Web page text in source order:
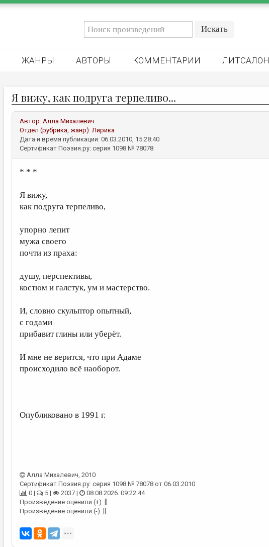
ЖАНРЫ АВТОРЫ КОММЕНТАРИИ ЛИТСАЛОН
Я вижу, как подруга терпеливо...
Автор: Алла Михалевич
Отдел (рубрика, жанр):Лирика
Дата и время публикации: 06.03.2010, 15:28:40
Сертификат Поэзия.ру: серия 1098 № 78078
* * *
Я вижу,
как подруга терпеливо,
упорно лепит
мужа своего
почти из праха:
душу, перспективы,
костюм и галстук, ум и мастерство.
И, словно скульптор опытный,
с годами
прибавит глины или уберёт.
И мне не верится, что при Адаме
происходило всё наоборот.
Опубликовано в 1991 г.
Алла Михалевич, 2010
Сертификат Поэзия.ру: серия 1098 № 78078 от 06.03.2010
0 |
5 | 2037 |
08.08.2026. 09:22:44
Произведение оценили (+): []
Произведение оценили (-): []